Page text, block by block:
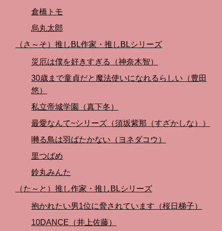
倉橋トモ
烏丸太郎
（さ～そ）推しBL作家・推しBLシリーズ
災厄は僕を好きすぎる（神奈木智）
30歳まで童貞だと魔法使いになれるらしい（豊田
悠）
私立帝城学園（真下冬）
最愛なんて~シリーズ（須坂紫那（すざかしな））
囀る鳥は羽ばたかない（ヨネダコウ）
里つばめ
鈴丸みんた
（た～と）推し作家・推しBLシリーズ
抱かれたい男1位に脅されています（桜日梯子）
10DANCE（井上佐藤）